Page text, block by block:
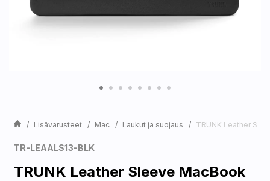
Lisävarusteet Mac Laukut ja suojaus TRUNK Leather
TR-LEAALS13-BLK
TRUNK Leather Sleeve MacBook